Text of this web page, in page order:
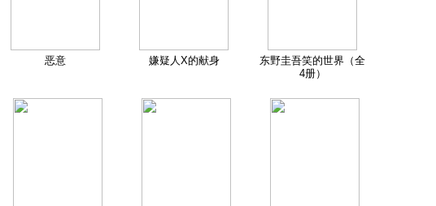
恶意 嫌疑人X的献身
东野圭吾笑的世界（全
4册）